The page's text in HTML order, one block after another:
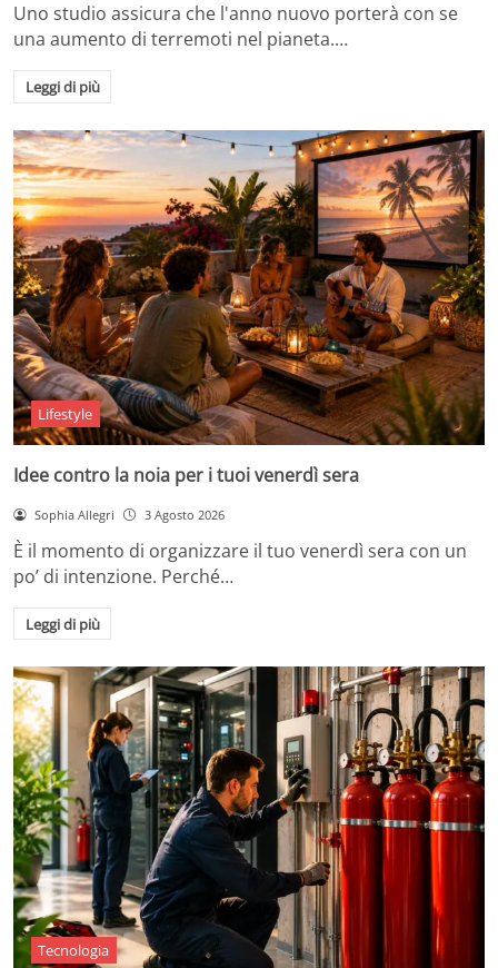
Uno studio assicura che l'anno nuovo porterà con se
una aumento di terremoti nel pianeta.…
Leggi di più
Lifestyle
Idee contro la noia per i tuoi venerdì sera
Sophia Allegri 3 Agosto 2026
È il momento di organizzare il tuo venerdì sera con un
po’ di intenzione. Perché…
Leggi di più
Tecnologia